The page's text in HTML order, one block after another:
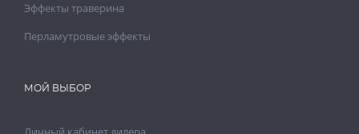
Эффекты траверина
Перламутровые эффекты
МОЙ ВЫБОР